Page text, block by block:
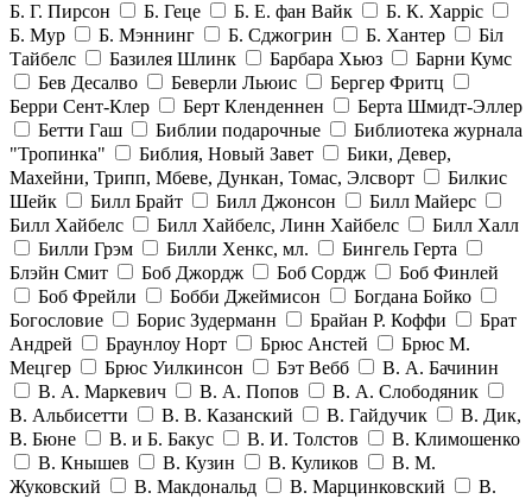
Б. Г. Пирсон
Б. Геце Б. Е. фан Вайк
Б. К. Харріс
Б. Мур
Б. Мэннинг Б. Сджогрин Б. Хантер
Біл
Тайбелс
Базилея Шлинк Барбара Хьюз
Барни Кумс
Бев Десалво
Беверли Льюис
Бергер Фритц
Берри Сент-Клер
Берт Кленденнен
Берта Шмидт-Эллер
Бетти Гаш
Библии подарочные
Библиотека журнала
"Тропинка"
Библия, Новый Завет
Бики, Девер,
Махейни, Трипп, Мбеве, Дункан, Томас, Элсворт
Билкис
Шейк
Билл Брайт Билл Джонсон
Билл Майерс
Билл Хайбелс
Билл Хайбелс, Линн Хайбелс
Билл Халл
Билли Грэм
Билли Хенкс, мл.
Бингель Герта
Блэйн Смит
Боб Джордж Боб Сордж
Боб Финлей
Боб Фрейли
Бобби Джеймисон
Богдана Бойко
Богословие
Борис Зудерманн Брайан Р. Коффи
Брат
Андрей
Браунлоу Норт Брюс Анстей
Брюс М.
Мецгер
Брюс Уилкинсон Бэт Вебб
В. А. Бачинин
В. А. Маркевич
В. А. Попов
В. А. Слободяник
В. Альбисетти
В. В. Казанский В. Гайдучик
В. Дик,
В. Бюне
В. и Б. Бакус В. И. Толстов
В. Климошенко
В. Кнышев
В. Кузин В. Куликов
В. М.
Жуковский
В. Макдональд В. Марцинковский
В.